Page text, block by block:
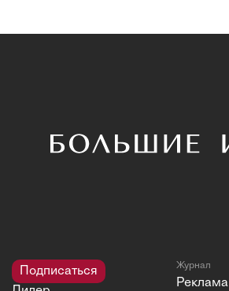
Подписаться
Журнал
Реклама